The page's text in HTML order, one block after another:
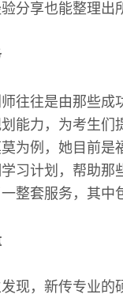
分享也能整理出
往往是由那些成
能力，为考生们
为例，她目前是
习计划，帮助那
整套服务，其中
现，新传专业的